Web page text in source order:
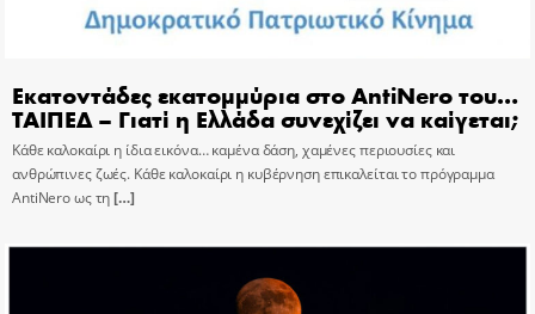
Εκατοντάδες εκατομμύρια στο AntiNero του…
ΤΑΙΠΕΔ – Γιατί η Ελλάδα συνεχίζει να καίγεται;
Κάθε καλοκαίρι η ίδια εικόνα… καμένα δάση, χαμένες περιουσίες και
ανθρώπινες ζωές. Κάθε καλοκαίρι η κυβέρνηση επικαλείται το πρόγραμμα
AntiNero ως τη[…]